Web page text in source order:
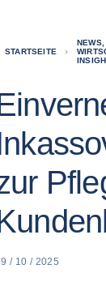
STARTSEITE
NEWS,
/ 10 / 2025